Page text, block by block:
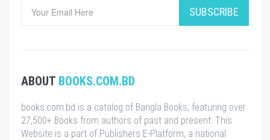
SUBSCRIBE
ABOUT BOOKS.COM.BD
books.com.bd is a catalog of Bangla Books, featuring over
27,500+ Books from authors of past and present. This
Website is a part of Publishers E-Platform, a national